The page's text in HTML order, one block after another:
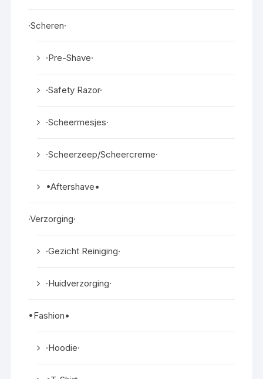
·Scheren·
·Pre-Shave·
·Safety Razor·
·Scheermesjes·
·Scheerzeep/Scheercreme·
•Aftershave•
·Verzorging·
·Gezicht Reiniging·
·Huidverzorging·
•Fashion•
·Hoodie·